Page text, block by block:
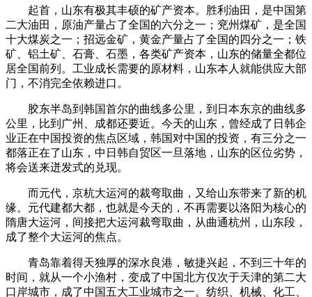
起首，山东有极其丰硕的矿产资本。胜利油田，是中国第
二大油田，原油产量占了全国的六分之一；兖州煤矿，是全国
十大煤炭之一；招远金矿，黄金产量占了全国的四分之一；铁
矿、铝土矿、石膏、石墨，各类矿产资本，山东的储量全都位
居全国前列。工业成长需要的原材料，山东本人就能供应大部
门，不消完全依赖进口。
胶东半岛到韩国首尔的曲线多公里，到日本东京的曲线多
公里，比到广州、成都还要近。今天的山东，曾经成了日韩企
业正在中国投资的焦点区域，韩国对中国的投资，有三分之一
都落正在了山东，中日韩自贸区一旦落地，山东的区位劣势，
将会送来迸发式的兑现。
而元代，京杭大运河的裁弯取曲，又给山东带来了新的机
缘。元代建都大都，也就是今天的，不再需要以洛阳为核心的
隋唐大运河，间接把大运河裁弯取曲，从曲通杭州，山东段，
成了整个大运河的焦点。
青岛靠着得天独厚的深水良港，敏捷兴起，不到三十年的
时间，就从一个小渔村，变成了中国北方仅次于天津的第二大
口岸城市，成了中国五大工业城市之一。纺织、机械、化工、